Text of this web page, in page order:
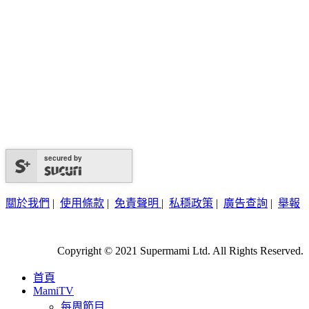
secured by
關於我們 | 使用條款 | 免責聲明 | 私穩政策 | 廣告查詢 | 舉報
Copyright © 2021 Supermami Ltd. All Rights Reserved.
首頁
MamiTV
每周節目